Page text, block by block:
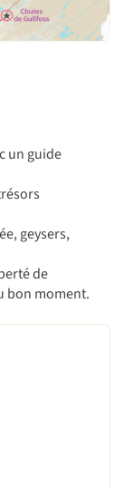
un guide
geysers,
de
bon moment.